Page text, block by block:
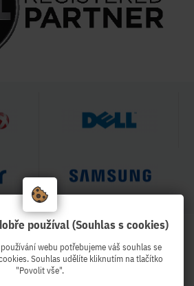
HODNOCENÍ OBCHODU
99 %
Obchod Pekro.cz hodnotilo 3997
používal (Souhlas s cookies)
webu potřebujeme váš souhlas se
Souhlas udělíte kliknutím na tlačítko
"Povolit vše".